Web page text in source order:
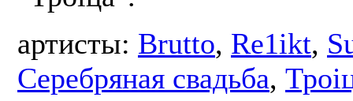
артисты: Brutto, Re1ikt,
Серебряная свадьба,